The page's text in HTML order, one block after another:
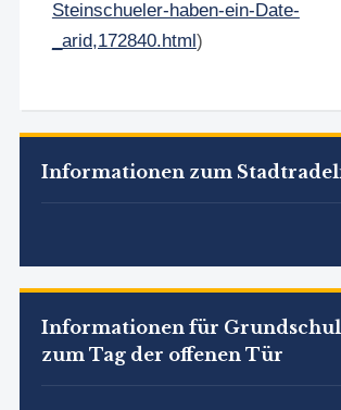
Steinschueler-haben-ein-Date-
_arid,172840.html)
Informationen zum
Informationen für
zum Tag der offenen Tür